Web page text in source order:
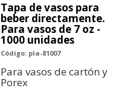
Tapa de vasos para
beber directamente.
Para vasos de 7 oz -
1000 unidades
Código: pla-81007
Para vasos de cartón y
Porex